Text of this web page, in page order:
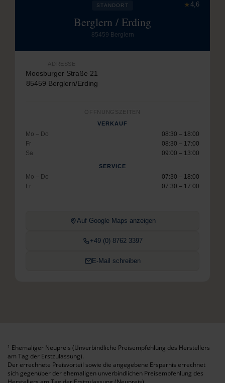
★4,6
STANDORT
Berglern / Erding
85459 Berglern
ADRESSE
Moosburger Straße 21
85459 Berglern/Erding
ÖFFNUNGSZEITEN
VERKAUF
Mo – Do
08:30 – 18:00
Fr
08:30 – 17:00
Sa
09:00 – 13:00
SERVICE
Mo – Do
07:30 – 18:00
Fr
07:30 – 17:00
Auf Google Maps anzeigen
+49 (0) 8762 3397
E-Mail schreiben
1 Ehemaliger Neupreis (Unverbindliche Preisempfehlung des Herstellers
am Tag der Erstzulassung).
Der errechnete Preisvorteil sowie die angegebene Ersparnis errechnet
sich gegenüber der ehemaligen unverbindlichen Preisempfehlung des